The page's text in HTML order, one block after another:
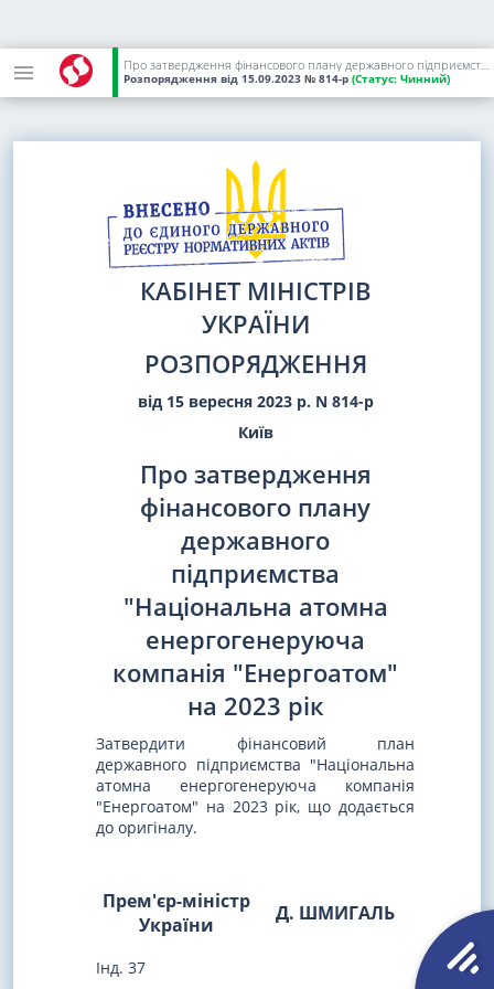
Про затвердження фінансового плану державного підприємства "Національна атомна енергогенеруюча компанія "Енергоатом" на 2023 рік
Розпорядження від 15.09.2023 № 814-р (Статус: Чинний)
КАБІНЕТ МІНІСТРІВ
УКРАЇНИ
РОЗПОРЯДЖЕННЯ
від 15 вересня 2023 р. N 814-р
Київ
Про затвердження
фінансового плану
державного
підприємства
"Національна атомна
енергогенеруюча
компанія "Енергоатом"
на 2023 рік
Затвердити фінансовий план
державного підприємства "Національна
атомна енергогенеруюча компанія
"Енергоатом" на 2023 рік, що додається
до оригіналу.
Прем'єр-міністр
України
Д. ШМИГАЛЬ
Інд. 37